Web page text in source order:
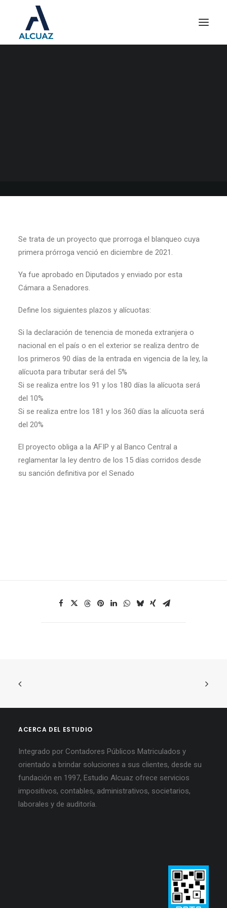
Se trata de un proyecto que prorroga el blanqueo cuya
primera prórroga venció en diciembre de 2021.
Ya fue aprobado en Diputados y enviado por esta
Cámara a Senadores.
Define los siguientes plazos y alícuotas:
Si la declaración de tenencia de moneda extranjera o
nacional en el país o en el exterior se realiza dentro de
los primeros 90 días de la entrada en vigencia de la ley, la
alícuota para tributar será del 5%
Si se realiza entre los 91 y los 180 días la alícuota será
del 10%
Si se realiza entre los 181 y los 360 días la alícuota será
del 20%
El proyecto obliga a la AFIP y al Banco Central a
reglamentar la ley dentro de los 15 días corridos desde
su sanción definitiva por el Senado
ACERCA DEL ESTUDIO
Integrado por Contadores Públicos Matriculados y
orientado a brindar soluciones a sus clientes, desde su
fundación en 1997, Estudio Alcuaz ofrece servicios
impositivos, contables, administrativos, societarios,
laborales y de auditoría.